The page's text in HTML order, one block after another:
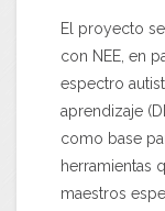
El proyecto
con NEE, en
espectro
aprendizaje
como base
herramientas
maestros